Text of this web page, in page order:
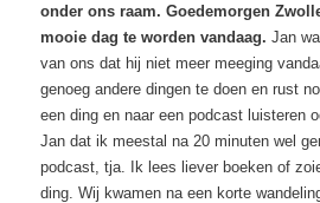
onder ons raam. Goedemorgen
mooie dag te worden vandaag. Jan
van ons dat hij niet meer meeging
genoeg andere dingen te doen en rust
een ding en naar een podcast luisteren
Jan dat ik meestal na 20 minuten wel
podcast, tja. Ik lees liever boeken of
ding. Wij kwamen na een korte